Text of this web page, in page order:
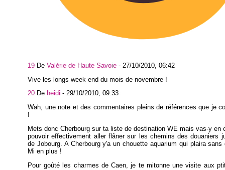
19 De Valérie de Haute Savoie - 27/10/2010, 06:42
Vive les longs week end du mois de novembre !
20 De heidi - 29/10/2010, 09:33
Wah, une note et des commentaires pleins de références que je
!
Mets donc Cherbourg sur ta liste de destination WE mais vas-y en
pouvoir effectivement aller flâner sur les chemins des douaniers
de Jobourg. A Cherbourg y'a un chouette aquarium qui plaira sans
Mi en plus !
Pour goûté les charmes de Caen, je te mitonne une visite aux